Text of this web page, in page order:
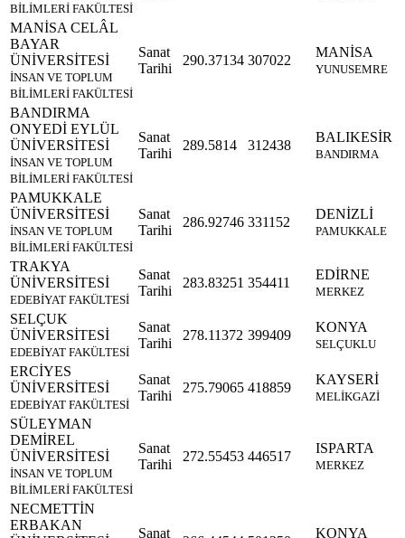
BİLİMLERİ FAKÜLTESİ
MANİSA CELÂL
BAYAR
ÜNİVERSİTESİ
İNSAN VE TOPLUM
BİLİMLERİ FAKÜLTESİ
Sanat
Tarihi
290.37134 307022
MANİSA
YUNUSEMRE
BANDIRMA
ONYEDİ EYLÜL
ÜNİVERSİTESİ
İNSAN VE TOPLUM
BİLİMLERİ FAKÜLTESİ
Sanat
Tarihi
289.5814 312438
BALIKESİR
BANDIRMA
PAMUKKALE
ÜNİVERSİTESİ
İNSAN VE TOPLUM
BİLİMLERİ FAKÜLTESİ
Sanat
Tarihi
286.92746 331152
DENİZLİ
PAMUKKALE
TRAKYA
ÜNİVERSİTESİ
EDEBİYAT FAKÜLTESİ
Sanat
Tarihi
283.83251 354411
EDİRNE
MERKEZ
SELÇUK
ÜNİVERSİTESİ
EDEBİYAT FAKÜLTESİ
Sanat
Tarihi
278.11372 399409
KONYA
SELÇUKLU
ERCİYES
ÜNİVERSİTESİ
EDEBİYAT FAKÜLTESİ
Sanat
Tarihi
275.79065 418859
KAYSERİ
MELİKGAZİ
SÜLEYMAN
DEMİREL
ÜNİVERSİTESİ
İNSAN VE TOPLUM
BİLİMLERİ FAKÜLTESİ
Sanat
Tarihi
272.55453 446517
ISPARTA
MERKEZ
NECMETTİN
ERBAKAN
Sanat KONYA